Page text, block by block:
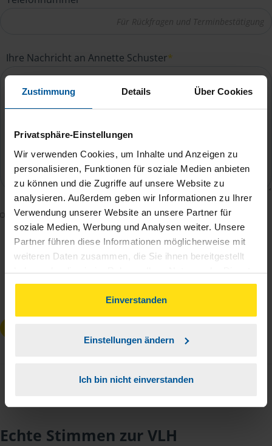
Zustimmung Details Über Cookies
Privatsphäre-Einstellungen
Wir verwenden Cookies, um Inhalte und Anzeigen zu
personalisieren, Funktionen für soziale Medien anbieten
zu können und die Zugriffe auf unsere Website zu
analysieren. Außerdem geben wir Informationen zu Ihrer
Verwendung unserer Website an unsere Partner für
soziale Medien, Werbung und Analysen weiter. Unsere
Partner führen diese Informationen möglicherweise mit
weiteren Daten zusammen, die Sie ihnen bereitgestellt
haben oder die sie im Rahmen Ihrer Nutzung der Dienste
gesammelt haben. Indem Sie auf Einverstanden klicken,
können Sie der Verwendung von Cookies, gemäß
unserer➔ Datenschutzrichtliniezustimmen.
Einverstanden
Einstellungen ändern
Ich bin nicht einverstanden
Ihre Nachricht an Annette Schuster*
Mit dem Absenden des Kontaktformulars erkläre ich
mich damit einverstanden, dass meine Daten zur
Bearbeitung meines Anliegens sowie zur internen
Analyse der Zugriffsquelle verwendet werden.
DieDatenschutzbestimmungenhabe ich zur
Kenntnis genommen.*
Echte Stimmen zur VLH